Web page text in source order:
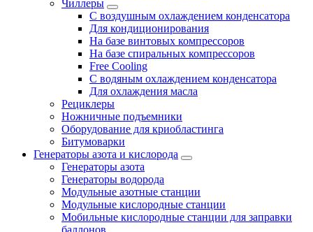
Чиллеры
С воздушным охлаждением конденсатора
Для кондиционирования
На базе винтовых компрессоров
На базе спиральных компрессоров
Free Cooling
С водяным охлаждением конденсатора
Для охлаждения масла
Рециклеры
Ножничные подъемники
Оборудование для криобластинга
Битумоварки
Генераторы азота и кислорода
Генераторы азота
Генераторы водорода
Модульные азотные станции
Модульные кислородные станции
Мобильные кислородные станции для заправки
баллонов